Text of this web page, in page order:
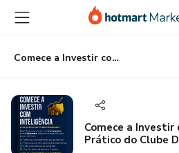
para
conteúdo
principal
para
pagamento
para
rodapé
Comece a Investir com Inteligência: Guia Prático do Clube Dividendos
Comece a
Prático do Clube